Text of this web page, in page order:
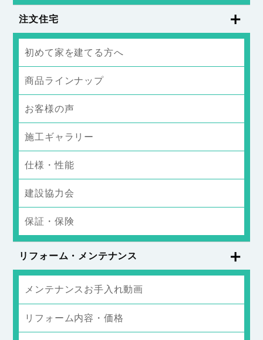
注文住宅
初めて家を建てる方へ
商品ラインナップ
お客様の声
施工ギャラリー
仕様・性能
建設協力会
保証・保険
リフォーム・メンテナンス
メンテナンスお手入れ動画
リフォーム内容・価格